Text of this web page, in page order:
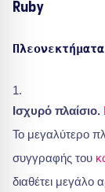
Ruby
Ισχυρό πλαίσιο.
Το μεγαλύτερο
συγγραφής του
διαθέτει μεγάλο